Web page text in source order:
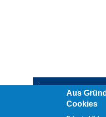
Übersicht (Sitemap)
Aus
Cookies